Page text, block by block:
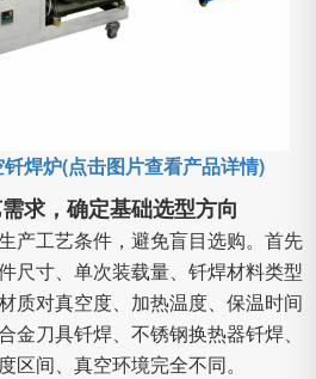
焊炉(点击图片查看产品详情)
求，确定基础选型方向
产工艺条件，避免盲目选购。首先
尺寸、单次装载量、钎焊材料类型
质对真空度、加热温度、保温时间
金刀具钎焊、不锈钢换热器钎焊、
区间、真空环境完全不同。